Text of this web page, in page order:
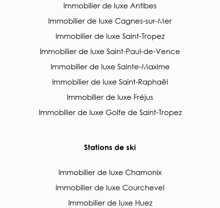
Immobilier de luxe Antibes
Immobilier de luxe Cagnes-sur-Mer
Immobilier de luxe Saint-Tropez
Immobilier de luxe Saint-Paul-de-Vence
Immobilier de luxe Sainte-Maxime
Immobilier de luxe Saint-Raphaël
Immobilier de luxe Fréjus
Immobilier de luxe Golfe de Saint-Tropez
Stations de ski
Immobilier de luxe Chamonix
Immobilier de luxe Courchevel
Immobilier de luxe Huez